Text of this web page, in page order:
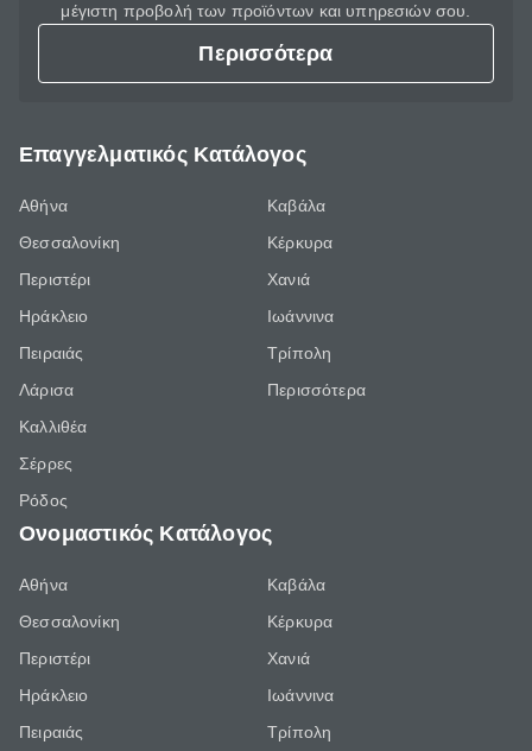
μέγιστη προβολή των προϊόντων και υπηρεσιών σου.
Περισσότερα
Επαγγελματικός Κατάλογος
Αθήνα
Θεσσαλονίκη
Περιστέρι
Ηράκλειο
Πειραιάς
Λάρισα
Καλλιθέα
Σέρρες
Ρόδος
Καβάλα
Κέρκυρα
Χανιά
Ιωάννινα
Τρίπολη
Περισσότερα
Ονομαστικός Κατάλογος
Αθήνα
Θεσσαλονίκη
Περιστέρι
Ηράκλειο
Πειραιάς
Καβάλα
Κέρκυρα
Χανιά
Ιωάννινα
Τρίπολη